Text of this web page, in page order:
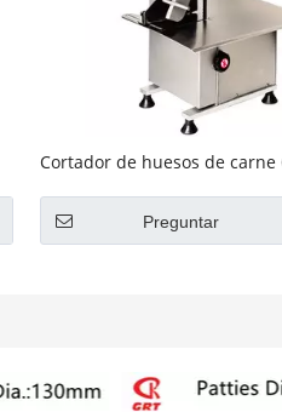
Cortador de huesos de carne
Preguntar